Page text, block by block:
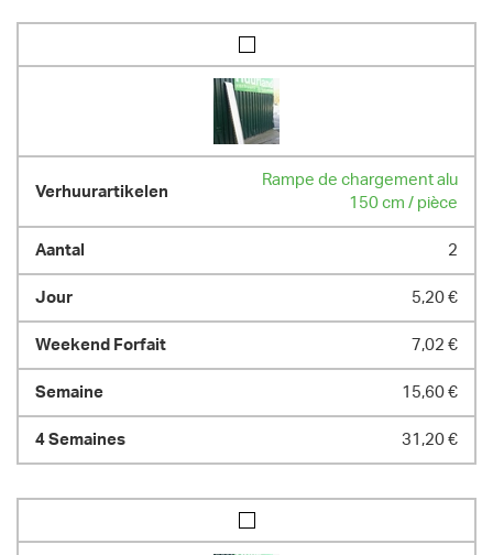
Rampe de chargement alu
150 cm / pièce
2
5,20 €
7,02 €
15,60 €
31,20 €